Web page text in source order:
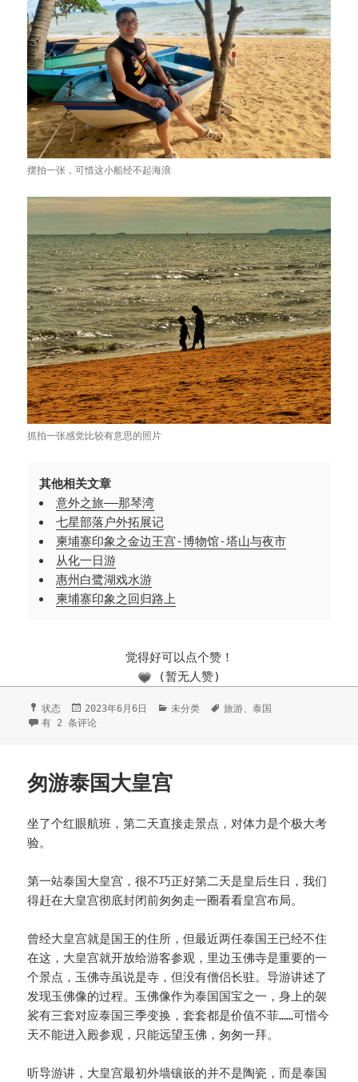
摆拍一张，可惜这小船经不起海浪
抓拍一张感觉比较有意思的照片
其他相关文章
意外之旅——那琴湾
七星部落户外拓展记
柬埔寨印象之金边王宫-博物馆-塔山与夜市
从化一日游
惠州白鹭湖戏水游
柬埔寨印象之回归路上
觉得好可以点个赞！
(暂无人赞)
格
式
状态
发
布
2023年6月6日
分
未分类
标
旅游 、泰国
20230606
有 2 条评论
匆游泰国大皇宫
坐了个红眼航班，第二天直接走景点，对体力是个极大考
验。
第一站泰国大皇宫，很不巧正好第二天是皇后生日，我们
得赶在大皇宫彻底封闭前匆匆走一圈看看皇宫布局。
曾经大皇宫就是国王的住所，但最近两任泰国王已经不住
在这，大皇宫就开放给游客参观，里边玉佛寺是重要的一
个景点，玉佛寺虽说是寺，但没有僧侣长驻。导游讲述了
发现玉佛像的过程。玉佛像作为泰国国宝之一，身上的袈
裟有三套对应泰国三季变换，套套都是价值不菲……可惜今
天不能进入殿参观，只能远望玉佛，匆匆一拜。
听导游讲，大皇宫最初外墙镶嵌的并不是陶瓷，而是泰国